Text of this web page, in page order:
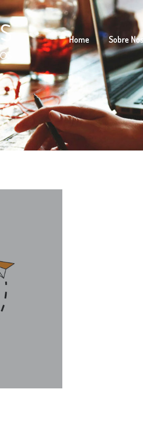
Home Sobre